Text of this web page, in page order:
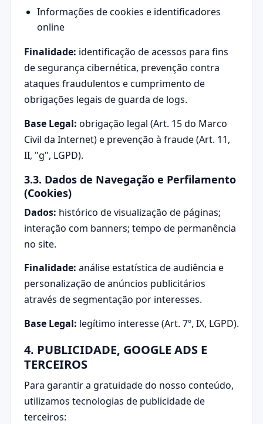
Informações de cookies e identificadores
online
Finalidade: identificação de acessos para fins
de segurança cibernética, prevenção contra
ataques fraudulentos e cumprimento de
obrigações legais de guarda de logs.
Base Legal: obrigação legal (Art. 15 do Marco
Civil da Internet) e prevenção à fraude (Art. 11,
II, "g", LGPD).
3.3. Dados de Navegação e Perfilamento
(Cookies)
Dados: histórico de visualização de páginas;
interação com banners; tempo de permanência
no site.
Finalidade: análise estatística de audiência e
personalização de anúncios publicitários
através de segmentação por interesses.
Base Legal: legítimo interesse (Art. 7º, IX, LGPD).
4. PUBLICIDADE, GOOGLE ADS E
TERCEIROS
Para garantir a gratuidade do nosso conteúdo,
utilizamos tecnologias de publicidade de
terceiros: